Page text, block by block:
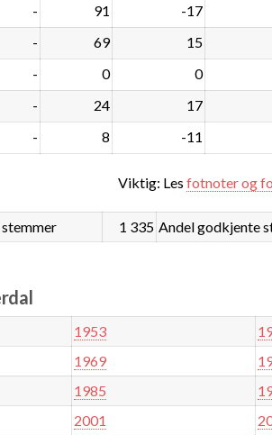
-
91 -17
-
69 15
-
0 0
-
24 17
-
8 -11
Viktig: Les fotnoter og
1 335 Andel godkjente
1953
1969
1985
2001